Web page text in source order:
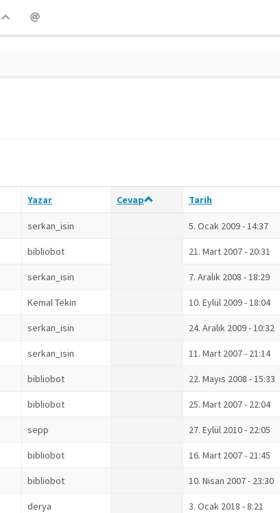
Yazar Cevap Tarih
serkan_isin 5. Ocak 2009 - 14:37
bibliobot 21. Mart 2007 - 20:31
serkan_isin 7. Aralık 2008 - 18:29
Kemal Tekin 10. Eylül 2009 - 18:04
serkan_isin 24. Aralık 2009 - 10:32
serkan_isin 11. Mart 2007 - 21:14
bibliobot 22. Mayıs 2008 - 15:33
bibliobot 25. Mart 2007 - 22:04
sepp 27. Eylül 2010 - 22:05
bibliobot 16. Mart 2007 - 21:45
bibliobot 10. Nisan 2007 - 23:30
derya 3. Ocak 2018 - 8:21